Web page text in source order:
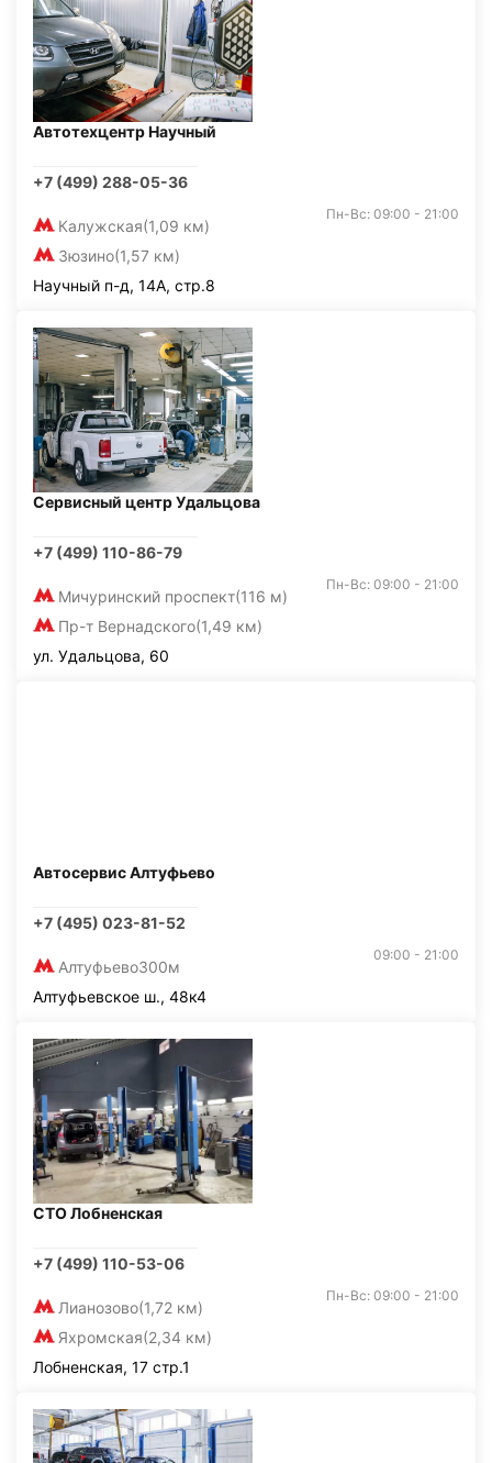
Автотехцентр Научный
+7 (499) 288-05-36
Калужская(1,09 км)
Зюзино(1,57 км)
Пн-Вс: 09:00 - 21:00
Научный п-д, 14А, стр.8
Сервисный центр Удальцова
+7 (499) 110-86-79
Мичуринский проспект(116 м)
Пр-т Вернадского(1,49 км)
Пн-Вс: 09:00 - 21:00
ул. Удальцова, 60
Автосервис Алтуфьево
+7 (495) 023-81-52
Алтуфьево300м
09:00 - 21:00
Алтуфьевское ш., 48к4
СТО Лобненская
+7 (499) 110-53-06
Лианозово(1,72 км)
Яхромская(2,34 км)
Пн-Вс: 09:00 - 21:00
Лобненская, 17 стр.1